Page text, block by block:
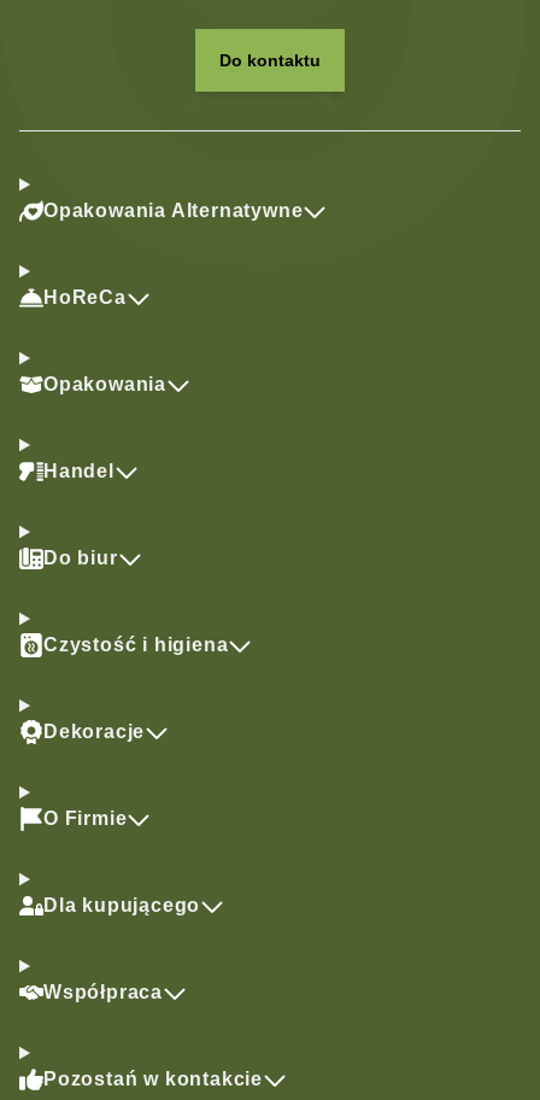
Do kontaktu
Opakowania Alternatywne
HoReCa
Opakowania
Handel
Do biur
Czystość i higiena
Dekoracje
O Firmie
Dla kupującego
Współpraca
Pozostań w kontakcie